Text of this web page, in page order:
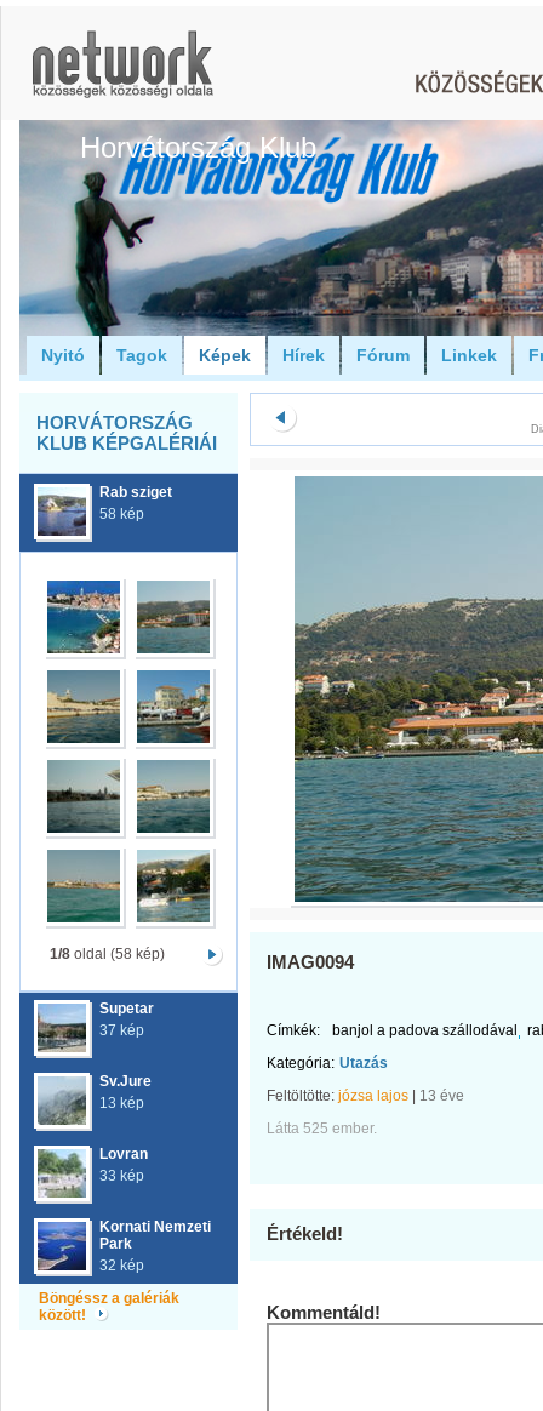
Horvátország Klub
Nyitó Tagok Képek Hírek Fórum Linkek
HORVÁTORSZÁG
KLUB KÉPGALÉRIÁI
Rab sziget
58 kép
1/8oldal (58 kép)
Supetar
37 kép
Sv.Jure
13 kép
Lovran
33 kép
Kornati Nemzeti
Park
32 kép
Böngéssz a galériák
között!
IMAG0094
Címkék: banjol a padova szállodával
Kategória: Utazás
Feltöltötte: józsa lajos
13 éve
Látta 525 ember.
Értékeld!
Kommentáld!